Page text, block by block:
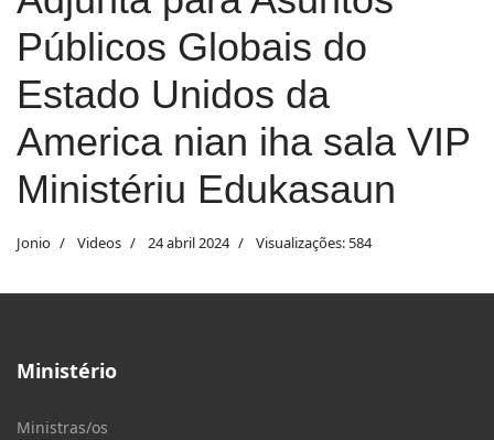
Públicos Globais do
Estado Unidos da
America nian iha sala VIP
Ministériu Edukasaun
Jonio Videos 24 abril 2024 Visualizações: 584
Ministério
Ministras/os